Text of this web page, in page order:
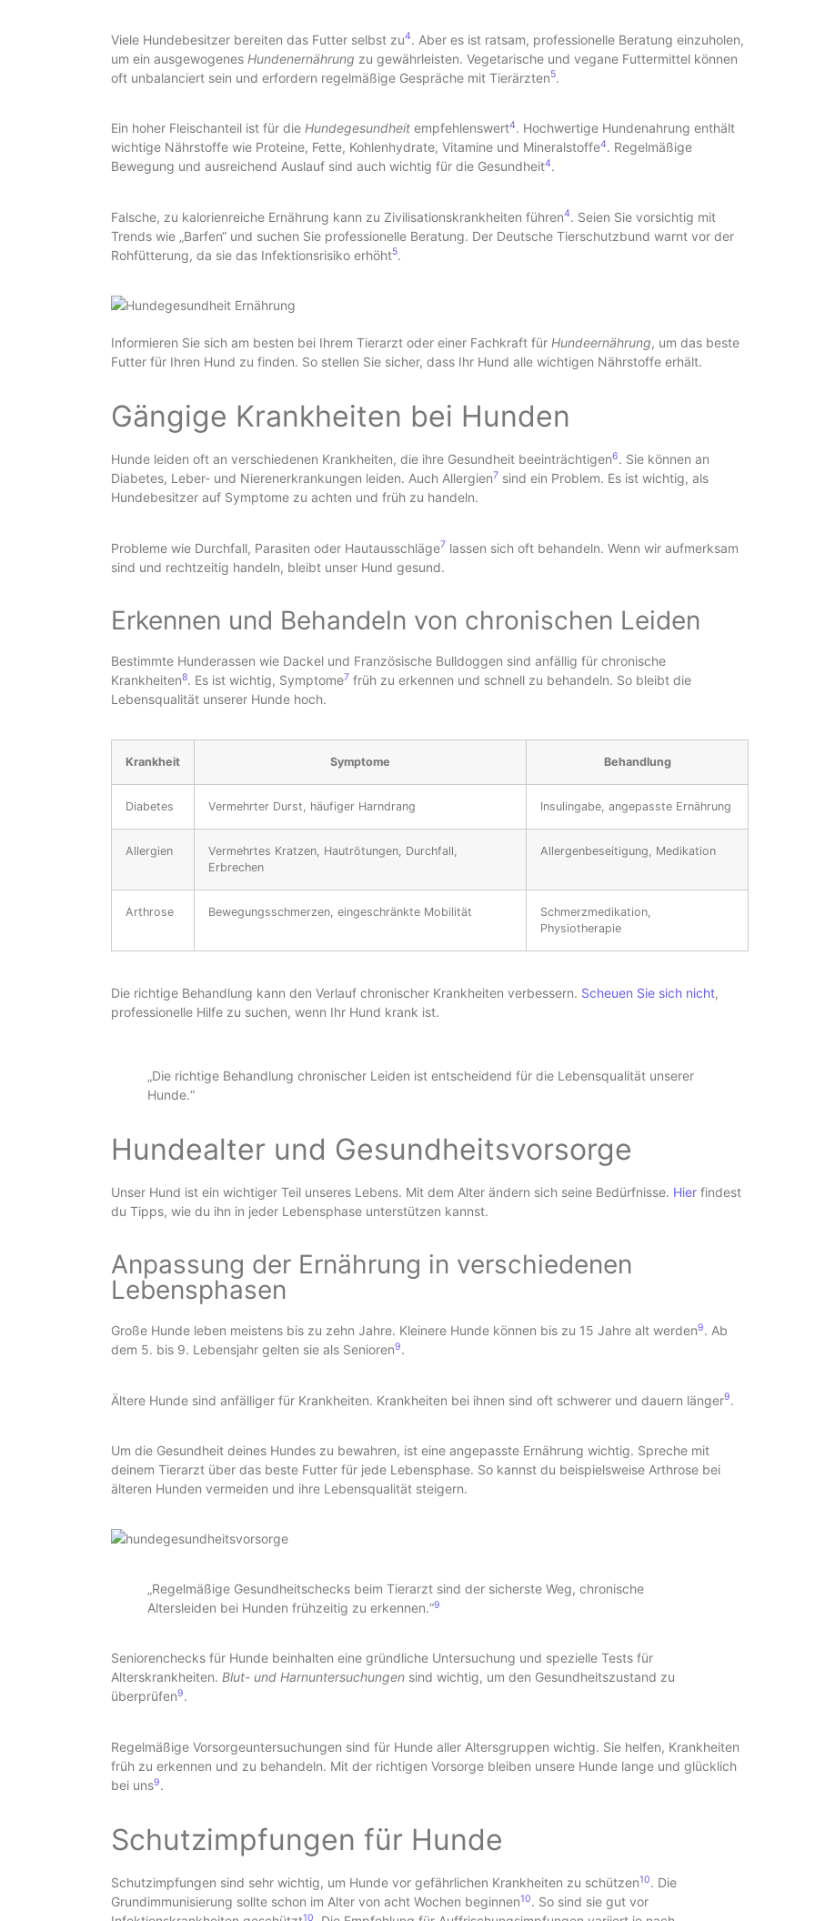
Viele Hundebesitzer bereiten das Futter selbst zu4. Aber es ist ratsam, professionelle Beratung einzuholen,
um ein ausgewogenes Hundenernährung zu gewährleisten. Vegetarische und vegane Futtermittel können
oft unbalanciert sein und erfordern regelmäßige Gespräche mit Tierärzten5.
Ein hoher Fleischanteil ist für die Hundegesundheit empfehlenswert4. Hochwertige Hundenahrung enthält
wichtige Nährstoffe wie Proteine, Fette, Kohlenhydrate, Vitamine und Mineralstoffe4. Regelmäßige
Bewegung und ausreichend Auslauf sind auch wichtig für die Gesundheit4.
Falsche, zu kalorienreiche Ernährung kann zu Zivilisationskrankheiten führen4. Seien Sie vorsichtig mit
Trends wie „Barfen“ und suchen Sie professionelle Beratung. Der Deutsche Tierschutzbund warnt vor der
Rohfütterung, da sie das Infektionsrisiko erhöht5.
Informieren Sie sich am besten bei Ihrem Tierarzt oder einer Fachkraft für Hundeernährung, um das beste
Futter für Ihren Hund zu finden. So stellen Sie sicher, dass Ihr Hund alle wichtigen Nährstoffe erhält.
Gängige Krankheiten bei Hunden
Hunde leiden oft an verschiedenen Krankheiten, die ihre Gesundheit beeinträchtigen6. Sie können an
Diabetes, Leber- und Nierenerkrankungen leiden. Auch Allergien7 sind ein Problem. Es ist wichtig, als
Hundebesitzer auf Symptome zu achten und früh zu handeln.
Probleme wie Durchfall, Parasiten oder Hautausschläge7 lassen sich oft behandeln. Wenn wir aufmerksam
sind und rechtzeitig handeln, bleibt unser Hund gesund.
Erkennen und Behandeln von chronischen Leiden
Bestimmte Hunderassen wie Dackel und Französische Bulldoggen sind anfällig für chronische
Krankheiten8. Es ist wichtig, Symptome7 früh zu erkennen und schnell zu behandeln. So bleibt die
Lebensqualität unserer Hunde hoch.
Krankheit Symptome Behandlung
Diabetes Vermehrter Durst, häufiger Harndrang Insulingabe, angepasste Ernährung
Allergien
Vermehrtes Kratzen, Hautrötungen, Durchfall,
Erbrechen
Allergenbeseitigung, Medikation
Arthrose Bewegungsschmerzen, eingeschränkte Mobilität
Schmerzmedikation,
Physiotherapie
Die richtige Behandlung kann den Verlauf chronischer Krankheiten verbessern. Scheuen Sie sich nicht,
professionelle Hilfe zu suchen, wenn Ihr Hund krank ist.
„Die richtige Behandlung chronischer Leiden ist entscheidend für die Lebensqualität unserer
Hunde.“
Hundealter und Gesundheitsvorsorge
Unser Hund ist ein wichtiger Teil unseres Lebens. Mit dem Alter ändern sich seine Bedürfnisse. Hier findest
du Tipps, wie du ihn in jeder Lebensphase unterstützen kannst.
Anpassung der Ernährung in verschiedenen
Lebensphasen
Große Hunde leben meistens bis zu zehn Jahre. Kleinere Hunde können bis zu 15 Jahre alt werden9. Ab
dem 5. bis 9. Lebensjahr gelten sie als Senioren9.
Ältere Hunde sind anfälliger für Krankheiten. Krankheiten bei ihnen sind oft schwerer und dauern länger9.
Um die Gesundheit deines Hundes zu bewahren, ist eine angepasste Ernährung wichtig. Spreche mit
deinem Tierarzt über das beste Futter für jede Lebensphase. So kannst du beispielsweise Arthrose bei
älteren Hunden vermeiden und ihre Lebensqualität steigern.
„Regelmäßige Gesundheitschecks beim Tierarzt sind der sicherste Weg, chronische
Altersleiden bei Hunden frühzeitig zu erkennen.“9
Seniorenchecks für Hunde beinhalten eine gründliche Untersuchung und spezielle Tests für
Alterskrankheiten. Blut- und Harnuntersuchungen sind wichtig, um den Gesundheitszustand zu
überprüfen9.
Regelmäßige Vorsorgeuntersuchungen sind für Hunde aller Altersgruppen wichtig. Sie helfen, Krankheiten
früh zu erkennen und zu behandeln. Mit der richtigen Vorsorge bleiben unsere Hunde lange und glücklich
bei uns9.
Schutzimpfungen für Hunde
Schutzimpfungen sind sehr wichtig, um Hunde vor gefährlichen Krankheiten zu schützen10. Die
Grundimmunisierung sollte schon im Alter von acht Wochen beginnen10. So sind sie gut vor
10